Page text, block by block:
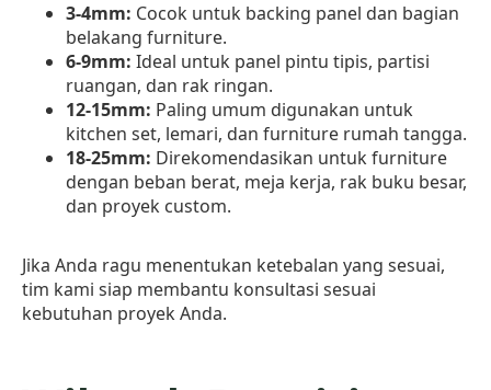
3-4mm: Cocok untuk backing panel dan bagian
belakang furniture.
6-9mm: Ideal untuk panel pintu tipis, partisi
ruangan, dan rak ringan.
12-15mm: Paling umum digunakan untuk
kitchen set, lemari, dan furniture rumah tangga.
18-25mm: Direkomendasikan untuk furniture
dengan beban berat, meja kerja, rak buku besar,
dan proyek custom.
Jika Anda ragu menentukan ketebalan yang sesuai,
tim kami siap membantu konsultasi sesuai
kebutuhan proyek Anda.